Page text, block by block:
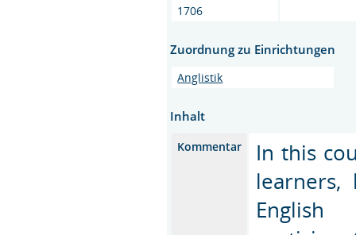
1706
Zuordnung zu Einrichtungen
Anglistik
Inhalt
Kommentar
In this
learners,
English